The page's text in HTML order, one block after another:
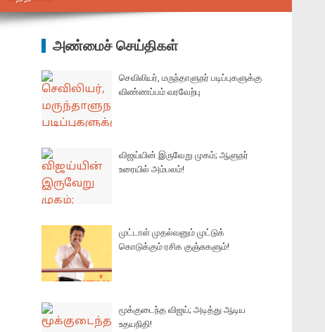
அண்மைச் செய்திகள்
செவிலியர், மருந்தாளுநர் படிப்புகளுக்கு
விண்ணப்பம் வரவேற்பு
விஜய்யின் இருவேறு முகம்; ஆளுநர்
உரையில் அம்பலம்!
முட்டாள் முதல்வனும் முட்டுக்
கொடுக்கும் ரசிக குஞ்சுகளும்!
மூக்குடைந்த விஜய்; அடித்து ஆடிய
உதயநிதி!